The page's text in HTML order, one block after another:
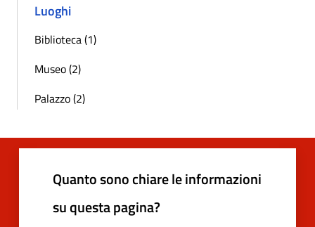
Luoghi
Biblioteca (1)
Museo (2)
Palazzo (2)
Quanto sono chiare le informazioni
su questa pagina?